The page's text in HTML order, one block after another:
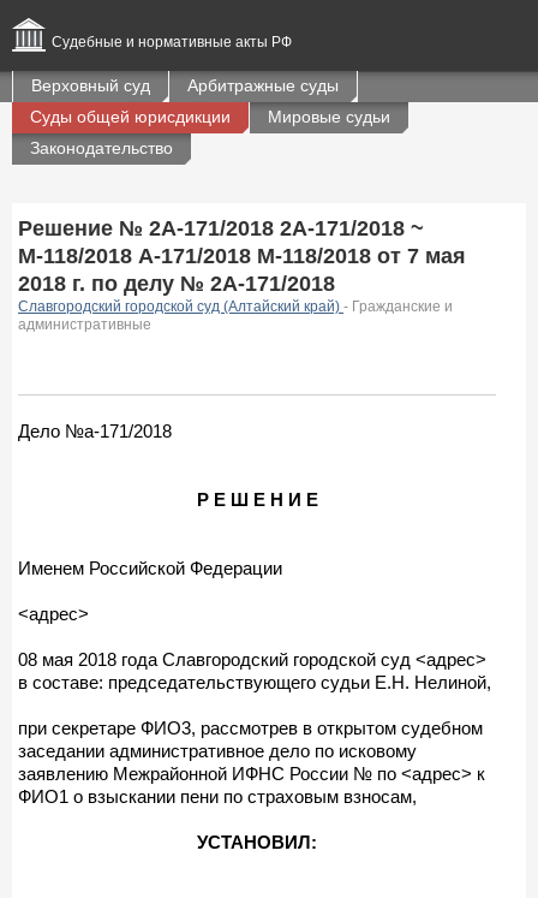
Судебные и нормативные акты РФ
Верховный суд
Арбитражные суды
Суды общей юрисдикции
Мировые судьи
Законодательство
Решение № 2А-171/2018 2А-171/2018 ~
М-118/2018 А-171/2018 М-118/2018 от 7 мая
2018 г. по делу № 2А-171/2018
Славгородский городской суд (Алтайский край) - Гражданские и
административные
Дело №а-171/2018
Р Е Ш Е Н И Е
Именем Российской Федерации
<адрес>
08 мая 2018 года Славгородский городской суд <адрес>
в составе: председательствующего судьи Е.Н. Нелиной,
при секретаре ФИО3, рассмотрев в открытом судебном
заседании административное дело по исковому
заявлению Межрайонной ИФНС России № по <адрес> к
ФИО1 о взыскании пени по страховым взносам,
УСТАНОВИЛ: